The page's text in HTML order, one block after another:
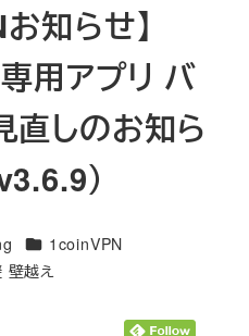
知らせ】
用アプリ バ
直しのお知ら
）
カテゴリー
1coinVPN
壁越え